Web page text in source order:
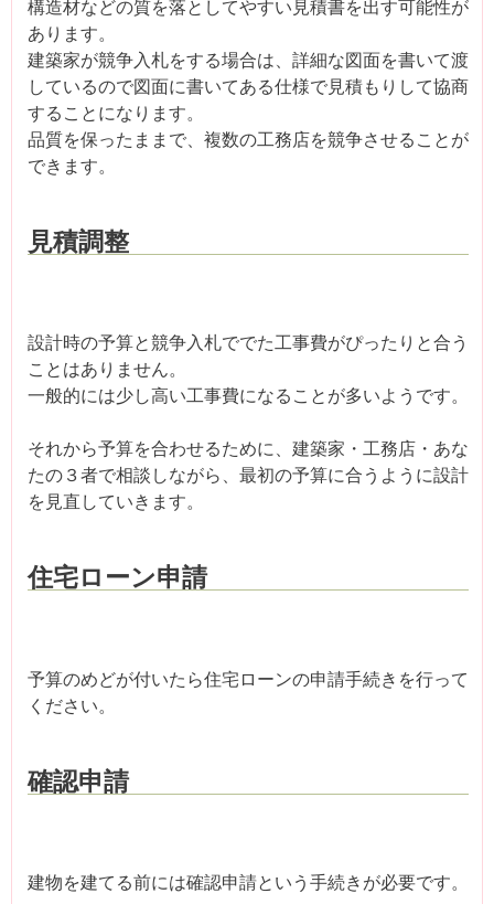
構造材などの質を落としてやすい見積書を出す可能性が
あります。
建築家が競争入札をする場合は、詳細な図面を書いて渡
しているので図面に書いてある仕様で見積もりして協商
することになります。
品質を保ったままで、複数の工務店を競争させることが
できます。
見積調整
設計時の予算と競争入札ででた工事費がぴったりと合う
ことはありません。
一般的には少し高い工事費になることが多いようです。
それから予算を合わせるために、建築家・工務店・あな
たの３者で相談しながら、最初の予算に合うように設計
を見直していきます。
住宅ローン申請
予算のめどが付いたら住宅ローンの申請手続きを行って
ください。
確認申請
建物を建てる前には確認申請という手続きが必要です。